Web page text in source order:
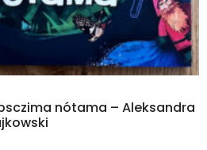
nótama – Aleksandra